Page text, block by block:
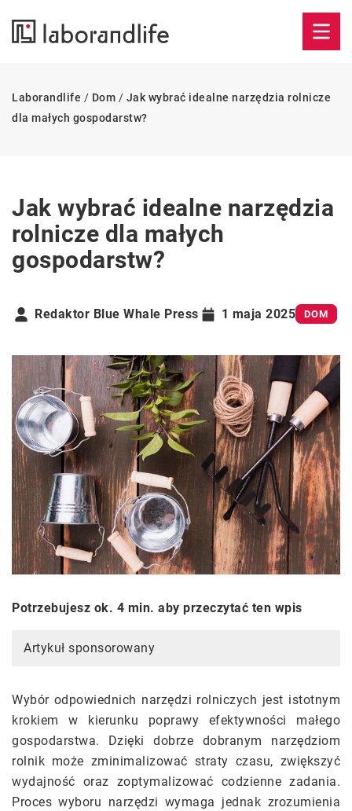
Laborandlife / Dom / Jak wybrać idealne narzędzia rolnicze
dla małych gospodarstw?
Jak wybrać idealne narzędzia
rolnicze dla małych
gospodarstw?
Redaktor Blue Whale Press 1 maja 2025 DOM
Potrzebujesz ok. 4 min. aby przeczytać ten wpis
Artykuł sponsorowany
Wybór odpowiednich narzędzi rolniczych jest istotnym
krokiem w kierunku poprawy efektywności małego
gospodarstwa. Dzięki dobrze dobranym narzędziom
rolnik może zminimalizować straty czasu, zwiększyć
wydajność oraz zoptymalizować codzienne zadania.
Proces wyboru narzędzi wymaga jednak zrozumienia